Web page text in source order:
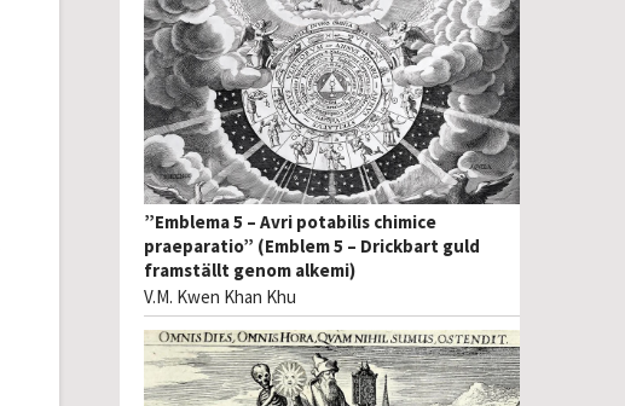
”Emblema 5 – Avri potabilis chimice
praeparatio” (Emblem 5 – Drickbart guld
framställt genom alkemi)
V.M. Kwen Khan Khu